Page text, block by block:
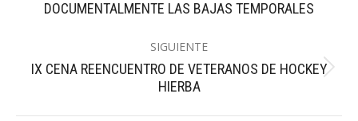
publicaciones
anterior:
DOCUMENTALMENTE LAS BAJAS TEMPORALES
SIGUIENTE
Publicación
siguiente:
IX CENA REENCUENTRO DE VETERANOS DE HOCKEY
HIERBA